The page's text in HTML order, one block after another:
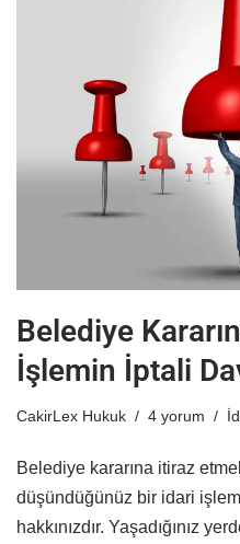
Belediye
İşlemin İptali
CakirLex Hukuk 4 yorum
Belediye kararına itiraz
düşündüğünüz bir idari
hakkınızdır. Yaşadığınız